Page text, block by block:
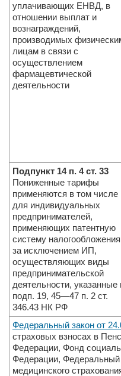
уплачивающих ЕНВД, в
отношении выплат и
вознаграждений,
производимых
лицам в связи с
осуществлением
фармацевтической
деятельности
Подпункт 14 п. 4 ст. 33
Пониженные тарифы
применяются в том числе
для индивидуальных
предпринимателей,
применяющих патентную
систему
за исключением ИП,
осуществляющих виды
предпринимательской
деятельности, указанные
подп. 19, 45—47 п. 2 ст.
346.43 НК РФ
Федеральный закон от
страховых взносах в
Федерации, Фонд
Федерации, Федеральный
медицинского